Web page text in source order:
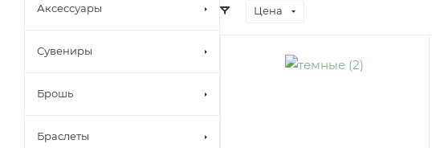
Цена
Аксессуары
Сувениры
Брошь
Браслеты